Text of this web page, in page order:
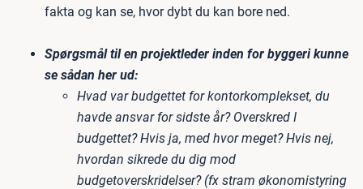
fakta og kan se, hvor dybt du kan bore ned.
Spørgsmål til en projektleder inden for byggeri kunne
se sådan her ud:
Hvad var budgettet for kontorkomplekset, du
havde ansvar for sidste år? Overskred I
budgettet? Hvis ja, med hvor meget? Hvis nej,
hvordan sikrede du dig mod
budgetoverskridelser? (fx stram økonomistyring